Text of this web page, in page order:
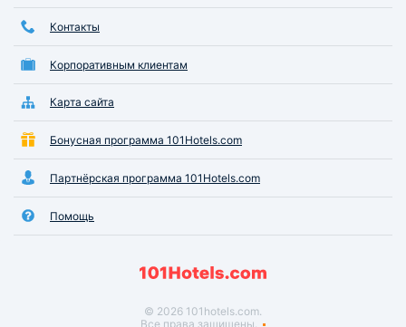
Контакты
Корпоративным клиентам
Карта сайта
Бонусная программа 101Hotels.com
Партнёрская программа 101Hotels.com
Помощь
© 2026 101hotels.com.
Все права защищены.